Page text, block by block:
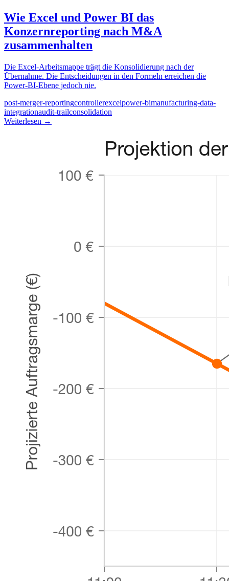
Wie Excel und Power BI das
Konzernreporting nach M&A
zusammenhalten
Die Excel-Arbeitsmappe trägt die Konsolidierung nach der
Übernahme. Die Entscheidungen in den Formeln erreichen die
Power-BI-Ebene jedoch nie.
post-merger-reportingcontrollerexcelpower-bimanufacturing-data-
integrationaudit-trailconsolidation
Weiterlesen →